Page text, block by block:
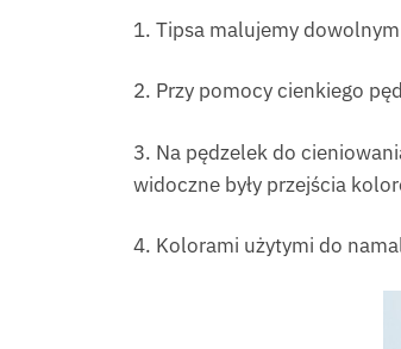
1. Tipsa malujemy
2. Przy pomocy cienkiego
3. Na pędzelek do
widoczne były przejścia
4. Kolorami użytymi do